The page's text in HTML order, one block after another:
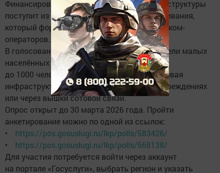
Финансирование работ по созданию инфраструктуры
поступит из фонда универсального обслуживания,
который формируется за счёт взносов телеком-
операторов.
В голосовании вправе принять участие жители малых
населённых пунктов (численностью от 100
до 1000 человек), где уже обеспечена цифровая
инфраструктура: в школах, медицинских учреждениях
или через вышки сотовой связи.
Опрос открыт до 30 марта 2026 года. Пройти
анкетирование можно по одной из ссылок:
• https://pos.gosuslugi.ru/lkp/polls/583426/
• https://pos.gosuslugi.ru/lkp/polls/568138/
Для участия потребуется войти через аккаунт
на портале «Госуслуги», выбрать регион и указать